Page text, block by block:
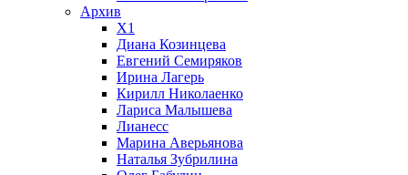
Архив
X1
Диана Козинцева
Евгений Семиряков
Ирина Лагерь
Кирилл Николаенко
Лариса Малышева
Лианесс
Марина Аверьянова
Наталья Зубрилина